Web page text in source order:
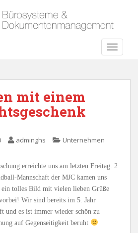
mit einem
adminghs Unternehmen
erreichte uns am letzten Freitag. 2
Mannschaft der MJC kamen uns
ein tolles Bild mit vielen lieben Grüße
Wir sind bereits im 5. Jahr
und es ist immer wieder schön zu
auf Gegenseitigkeit beruht